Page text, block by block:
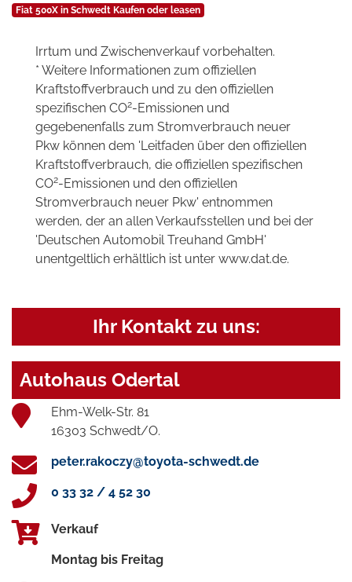
Fiat 500X in Schwedt Kaufen oder leasen
Irrtum und Zwischenverkauf vorbehalten.
* Weitere Informationen zum offiziellen
Kraftstoffverbrauch und zu den offiziellen
spezifischen CO2-Emissionen und
gegebenenfalls zum Stromverbrauch neuer
Pkw können dem 'Leitfaden über den offiziellen
Kraftstoffverbrauch, die offiziellen spezifischen
CO2-Emissionen und den offiziellen
Stromverbrauch neuer Pkw' entnommen
werden, der an allen Verkaufsstellen und bei der
'Deutschen Automobil Treuhand GmbH'
unentgeltlich erhältlich ist unter www.dat.de.
Ihr Kontakt zu uns:
Autohaus Odertal
Ehm-Welk-Str. 81
16303 Schwedt/O.
peter.rakoczy@toyota-schwedt.de
0 33 32 / 4 52 30
Verkauf
Montag bis Freitag